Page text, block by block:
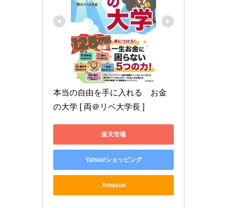
本当の自由を手に入れる　お金
の大学 [ 両＠リベ大学長 ]
楽天市場
Yahoo!ショッピング
Amazon